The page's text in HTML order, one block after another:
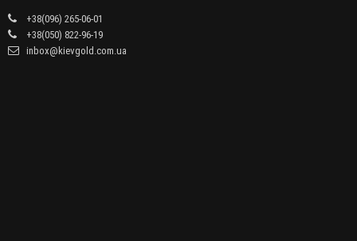
+38(096) 265-06-01
+38(050) 822-96-19
inbox@kievgold.com.ua